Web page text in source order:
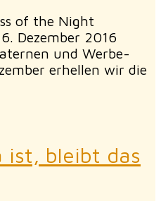
of the Night
Dezember 2016
und Werbe-
erhellen wir die
ist, bleibt das